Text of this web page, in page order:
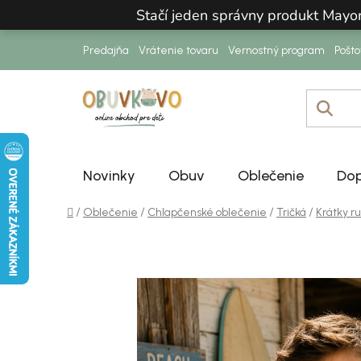
Stačí jeden správny produkt
Predajňa Vrátenie tovaru Vernostný program
Novinky Obuv Oblečenie
Domov
/ Oblečenie / Chlapčenské oblečenie / Tričká / Krátky